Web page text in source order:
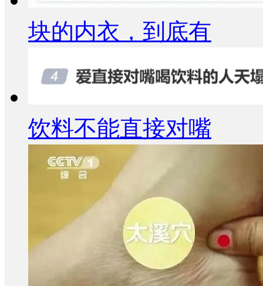
块的内衣，到底有
饮料不能直接对嘴